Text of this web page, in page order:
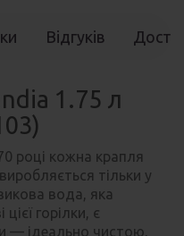
Відгуків
1.75 л
році кожна крапля
тільки у
вода, яка
горілки, є
— ідеально чистою,